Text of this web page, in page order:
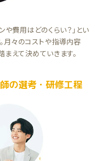
や費用はどのくらい？」とい
月々のコストや指導内容
えて決めていきます。
の選考・研修工程